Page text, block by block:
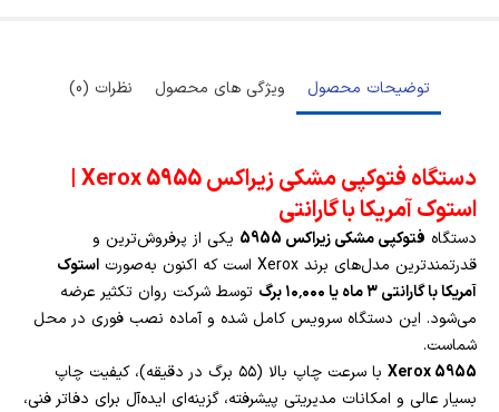
توضیحات محصول ویژگی های محصول نظرات (0)
دستگاه فتوکپی مشکی زیراکس Xerox 5955 |
استوک آمریکا با گارانتی
دستگاه فتوکپی مشکی زیراکس 5955
یکی از پرفروش‌ترین و
قدرتمندترین مدل‌های برند Xerox است که اکنون به‌صورت
استوک
آمریکا با گارانتی ۳ ماه یا ۱۰٬۰۰۰ برگ
توسط شرکت روان تکثیر عرضه
می‌شود. این دستگاه سرویس کامل شده و آماده نصب فوری در محل
شماست.
Xerox 5955
با سرعت چاپ بالا (۵۵ برگ در دقیقه)، کیفیت چاپ
بسیار عالی و امکانات مدیریتی پیشرفته، گزینه‌ای ایده‌آل برای دفاتر فنی،